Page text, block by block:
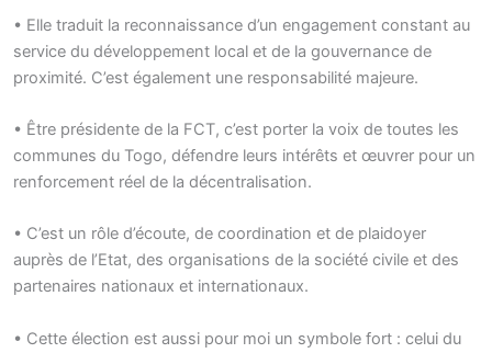
• Elle traduit la reconnaissance d’un engagement constant au
service du développement local et de la gouvernance de
proximité. C’est également une responsabilité majeure.
• Être présidente de la FCT, c’est porter la voix de toutes les
communes du Togo, défendre leurs intérêts et œuvrer pour un
renforcement réel de la décentralisation.
• C’est un rôle d’écoute, de coordination et de plaidoyer
auprès de l’Etat, des organisations de la société civile et des
partenaires nationaux et internationaux.
• Cette élection est aussi pour moi un symbole fort : celui du